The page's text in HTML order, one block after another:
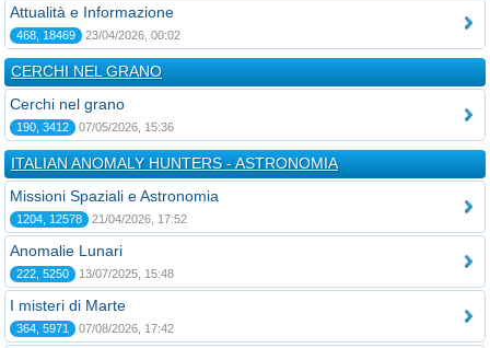
Attualità e Informazione
468, 18469 23/04/2026, 00:02
CERCHI NEL GRANO
Cerchi nel grano
190, 3412 07/05/2026, 15:36
ITALIAN ANOMALY HUNTERS - ASTRONOMIA
Missioni Spaziali e Astronomia
1204, 12578 21/04/2026, 17:52
Anomalie Lunari
222, 5250 13/07/2025, 15:48
I misteri di Marte
364, 5971 07/08/2026, 17:42